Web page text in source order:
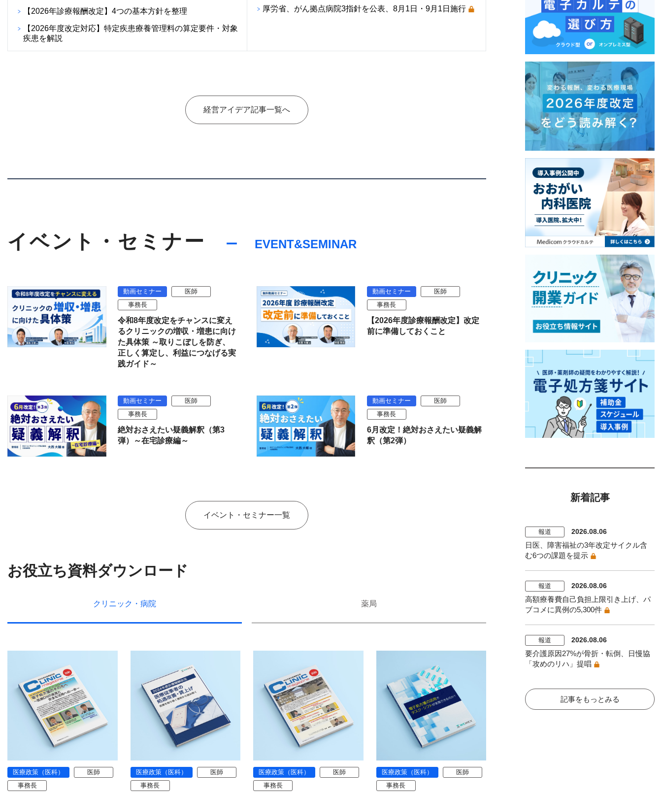
【2026年診療報酬改定】4つの基本方針を整理
【2026年度改定対応】特定疾患療養管理料の算定要件・対象
疾患を解説
厚労省、がん拠点病院3指針を公表、8月1日・9月1日施行
経営アイデア記事一覧へ
イベント・セミナー EVENT&SEMINAR
動画セミナー
医師
事務長
令和8年度改定をチャンスに変え
るクリニックの増収・増患に向け
た具体策 ～取りこぼしを防ぎ、
正しく算定し、利益につなげる実
践ガイド～
動画セミナー
医師
事務長
【2026年度診療報酬改定】改定
前に準備しておくこと
動画セミナー
医師
事務長
絶対おさえたい疑義解釈（第3
弾）～在宅診療編～
動画セミナー
医師
事務長
6月改定！絶対おさえたい疑義解
釈（第2弾）
イベント・セミナー一覧
お役立ち資料ダウンロード
クリニック・ 病院 薬局
医療政策（医科）
医師
事務長
医療政策（医科）
医師
事務長
医療政策（医科）
医師
事務長
医療政策（医科）
医師
事務長
新着記事
報道 2026.08.06
日医、障害福祉の3年改定サイクル含
む6つの課題を提示
報道 2026.08.06
高額療養費自己負担上限引き上げ、パ
ブコメに異例の5,300件
報道 2026.08.06
要介護原因27%が骨折・転倒、日慢協
「攻めのリハ」提唱
記事をもっとみる